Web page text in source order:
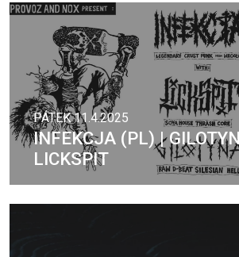
PÁTEK 11.4.2025
INFEKCJA (PL) |
LICKSPIT